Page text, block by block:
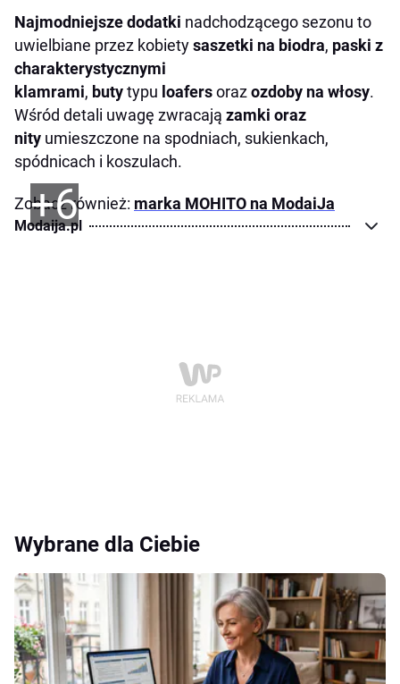
Najmodniejsze dodatki nadchodzącego sezonu to
uwielbiane przez kobietysaszetki na biodra, paski z
charakterystycznymi
klamrami, butytypu loafersorazozdoby na włosy.
Wśród detali uwagę zwracają zamki oraz
nity umieszczone na spodniach, sukienkach,
spódnicach i koszulach.
+6
Zobacz również: marka MOHITO na ModaiJa
Modaija.pl
Wybrane dla Ciebie